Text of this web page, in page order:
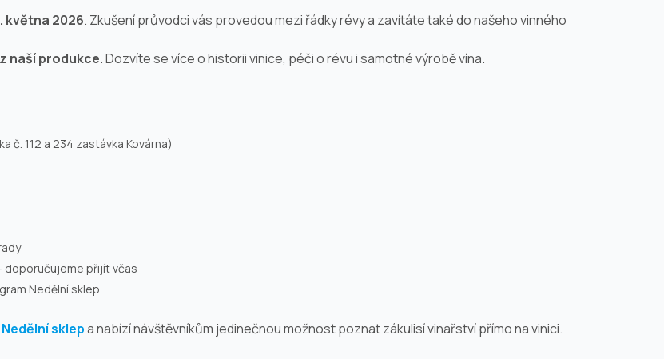
května 2026. Zkušení průvodci vás provedou mezi řádky révy a zavítáte také do našeho vinného
naší produkce. Dozvíte se více o historiivinice, péči o révu i samotné výrobě vína.
č. 112 a 234 zastávka Kovárna)
doporučujeme přijít včas
Nedělní sklep
Nedělní sklepa nabízí návštěvníkům jedinečnou možnost poznat zákulisí vinařství přímo na vinici.